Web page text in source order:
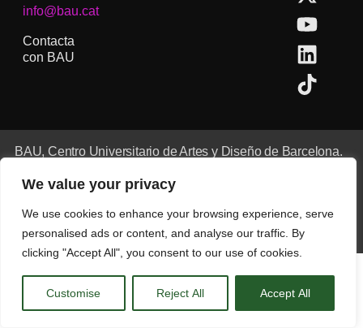
We value your privacy
We use cookies to enhance your browsing experience, serve
personalised ads or content, and analyse our traffic. By
clicking "Accept All", you consent to our use of cookies.
Customise Reject All Accept All
info@bau.cat
Contacta
con BAU
BAU, Centro Universitario de Artes y Diseño de Barcelona.
Aviso Legal
CA ES EN(IN)